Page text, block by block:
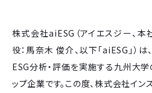
株式会社aiESG（アイエスジー、本
役：馬奈木 俊介、以下「aiESG」）
ESG分析・評価を実施する九州大
ップ企業です。この度、株式会社イン